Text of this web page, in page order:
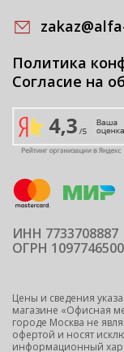
Политика
Согласие на
ИНН 7733708887
ОГРН
Цены и сведения
магазине «Офисная
городе Москва не
офертой и носят
информационный